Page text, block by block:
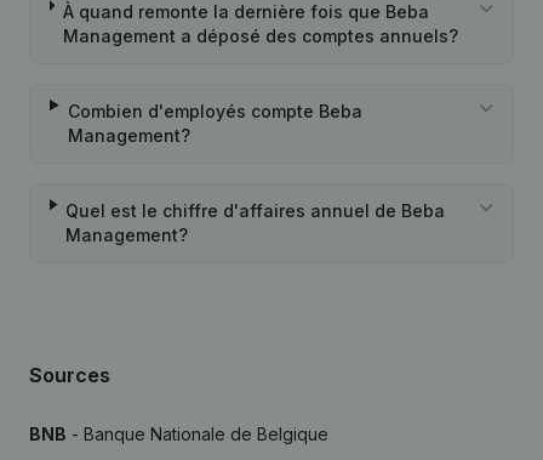
À quand remonte la dernière fois que Beba
Management a déposé des comptes annuels?
Combien d'employés compte Beba
Management?
Quel est le chiffre d'affaires annuel de Beba
Management?
Sources
BNB - Banque Nationale de Belgique